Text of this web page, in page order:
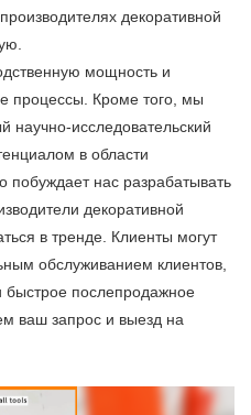
декоративной
мощность и
процессы. Кроме того, мы
научно-исследовательский
в области
побуждает нас разрабатывать
декоративной
в тренде. Клиенты могут
обслуживанием клиентов,
быстрое послепродажное
ваш запрос и выезд на